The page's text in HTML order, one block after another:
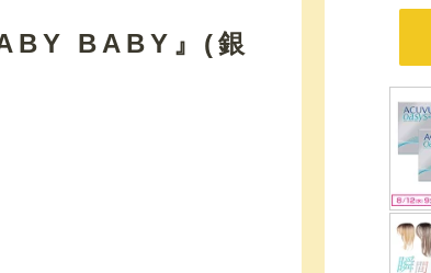
BABY』(銀